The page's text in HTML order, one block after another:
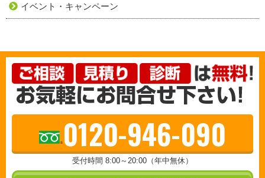
イベント・キャンペーン
0120-946-090
受付時間 8:00～20:00（年中無休）